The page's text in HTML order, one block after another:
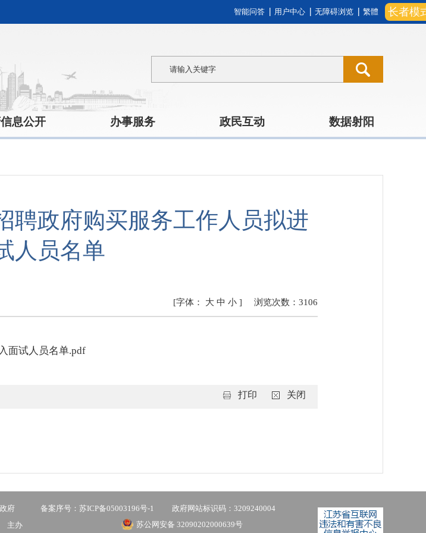
长者模
智能问答 用户中心 无障碍浏览 繁體
息公开 办事服务 政民互动 数据射阳
聘政府购买服务工作人员拟进
人员名单
浏览次数： 3106
[字体： 大 中 小 ]
面试人员名单.pdf
打印 关闭
府 备案序号：苏ICP备05003196号-1
政府网站标识码：3209240004
主办
苏公网安备 32090202000639号